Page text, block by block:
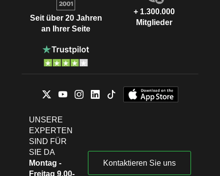
Seit über 20 Jahren
an Ihrer Seite
+ 1.300.000
Mitglieder
UNSERE
EXPERTEN
SIND FÜR
SIE DA
Montag -
Freitag 9.00-
Kontaktieren Sie uns